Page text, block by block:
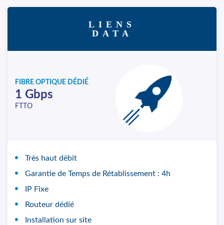
LIENS
DATA
FIBRE OPTIQUE DÉDIÉ
1 Gbps
FTTO
Très haut débit
Garantie de Temps de Rétablissement : 4h
IP Fixe
Routeur dédié
Installation sur site